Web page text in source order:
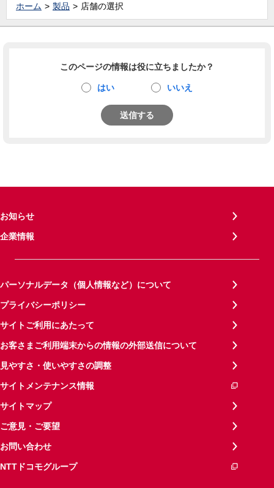
ホーム 製品 店舗の選択
このページの情報は役に立ちましたか？
はい いいえ
送信する
お知らせ
企業情報
パーソナルデータ（個人情報など）について
プライバシーポリシー
サイトご利用にあたって
お客さまご利用端末からの情報の外部送信について
見やすさ・使いやすさの調整
サイトメンテナンス情報
サイトマップ
ご意見・ご要望
お問い合わせ
NTTドコモグループ